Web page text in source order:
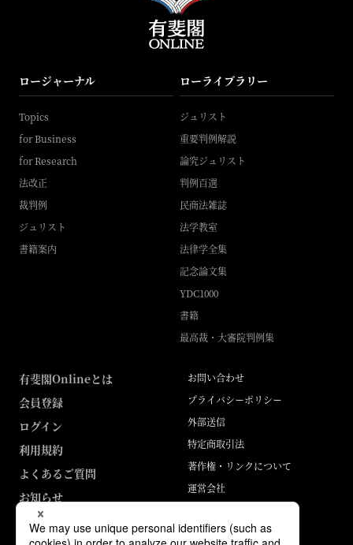
ロージャーナル
Topics
for Business
for Research
法改正
裁判例
ジュリスト
書籍案内
ローライブラリー
ジュリスト
重要判例解説
論究ジュリスト
判例百選
民商法雑誌
法学教室
法律学全集
記念論文集
YDC1000
書籍
最高裁・大審院判例集
有斐閣Onlineとは
会員登録
ログイン
利用規約
よくあるご質問
お知らせ
お問い合わせ
プライバシーポリシー
外部送信
特定商取引法
著作権・リンクについて
運営会社